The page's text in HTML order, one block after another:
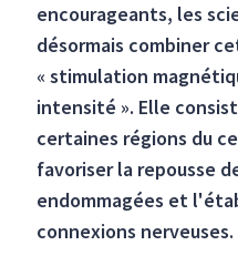
encourageants, les
désormais combiner
« stimulation
intensité ». Elle
certaines régions du
favoriser la repousse
endommagées et
connexions nerveuses.